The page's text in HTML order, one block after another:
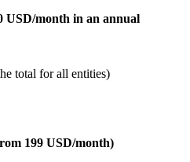
USD/month in an annual
total for all entities)
199 USD/month)